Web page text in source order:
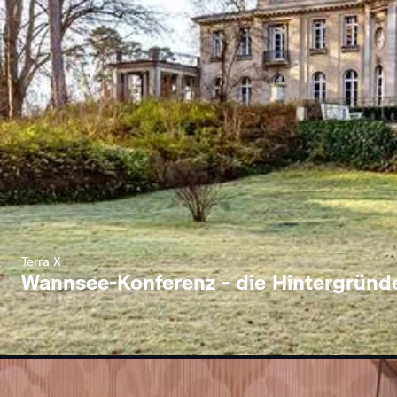
Terra X
Wannsee-Konferenz - die